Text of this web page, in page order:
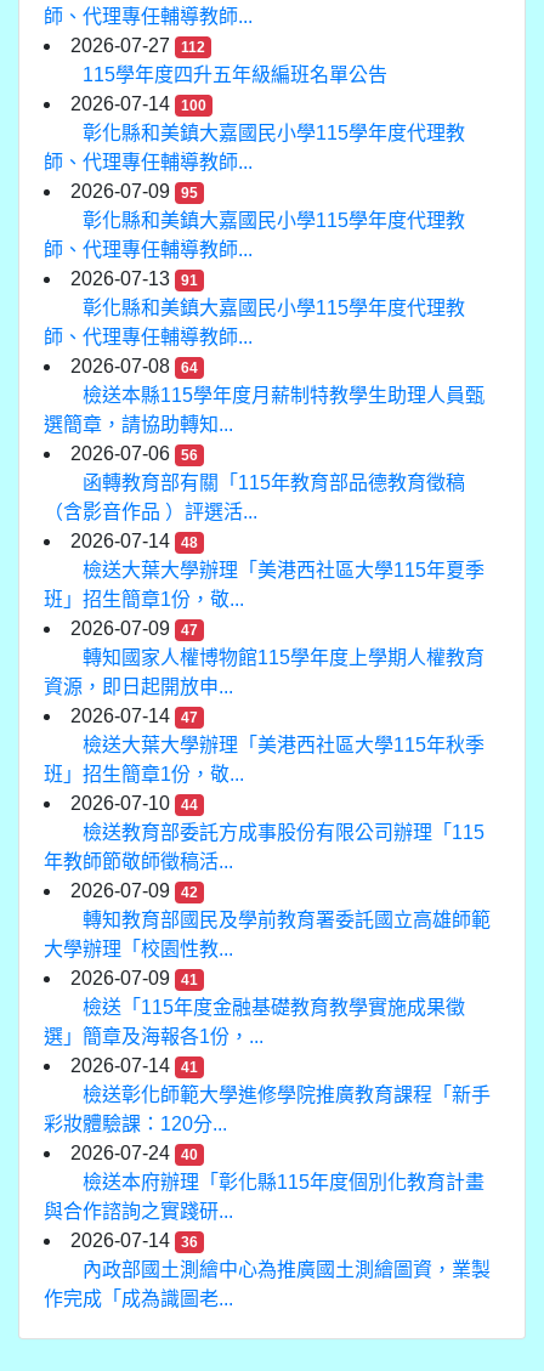
師、代理專任輔導教師...
2026-07-27
112
115學年度四升五年級編班名單公告
2026-07-14
100
彰化縣和美鎮大嘉國民小學115學年度代理教
師、代理專任輔導教師...
2026-07-09
95
彰化縣和美鎮大嘉國民小學115學年度代理教
師、代理專任輔導教師...
2026-07-13
91
彰化縣和美鎮大嘉國民小學115學年度代理教
師、代理專任輔導教師...
2026-07-08
64
檢送本縣115學年度月薪制特教學生助理人員甄
選簡章，請協助轉知...
2026-07-06
56
函轉教育部有關「115年教育部品德教育徵稿
（含影音作品 ）評選活...
2026-07-14
48
檢送大葉大學辦理「美港西社區大學115年夏季
班」招生簡章1份，敬...
2026-07-09
47
轉知國家人權博物館115學年度上學期人權教育
資源，即日起開放申...
2026-07-14
47
檢送大葉大學辦理「美港西社區大學115年秋季
班」招生簡章1份，敬...
2026-07-10
44
檢送教育部委託方成事股份有限公司辦理「115
年教師節敬師徵稿活...
2026-07-09
42
轉知教育部國民及學前教育署委託國立高雄師範
大學辦理「校園性教...
2026-07-09
41
檢送「115年度金融基礎教育教學實施成果徵
選」簡章及海報各1份，...
2026-07-14
41
檢送彰化師範大學進修學院推廣教育課程「新手
彩妝體驗課：120分...
2026-07-24
40
檢送本府辦理「彰化縣115年度個別化教育計畫
與合作諮詢之實踐研...
2026-07-14
36
內政部國土測繪中心為推廣國土測繪圖資，業製
作完成「成為識圖老...